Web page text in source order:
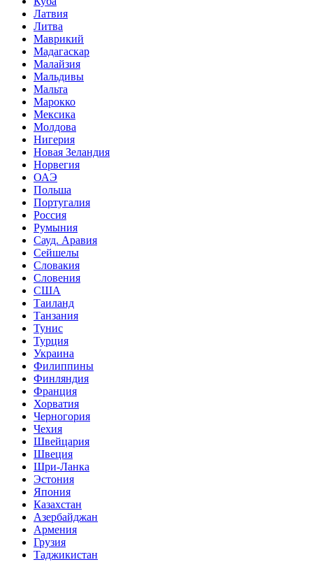
Латвия
Литва
Маврикий
Мадагаскар
Малайзия
Мальдивы
Мальта
Марокко
Мексика
Молдова
Нигерия
Новая Зеландия
Норвегия
ОАЭ
Польша
Португалия
Россия
Румыния
Сауд. Аравия
Сейшелы
Словакия
Словения
США
Таиланд
Танзания
Тунис
Турция
Украина
Филиппины
Финляндия
Франция
Хорватия
Черногория
Чехия
Швейцария
Швеция
Шри-Ланка
Эстония
Япония
Казахстан
Азербайджан
Армения
Грузия
Таджикистан